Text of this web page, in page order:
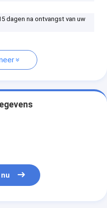
dagen na ontvangst van uw